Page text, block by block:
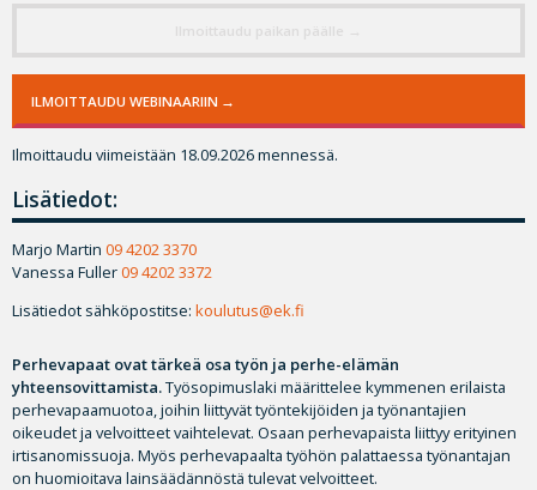
Perhevapaat ovat tärkeä osa työn ja perhe-elämän
yhteensovittamista.Työsopimuslaki määrittelee kymmenen erilaista
perhevapaamuotoa, joihin liittyvät työntekijöiden ja työnantajien
oikeudet ja velvoitteet vaihtelevat. Osaan perhevapaista liittyy erityinen
irtisanomissuoja. Myös perhevapaalta työhön palattaessa työnantajan
on huomioitava lainsäädännöstä tulevat velvoitteet.
ILMOITTAUDU WEBINAARIIN
Ilmoittaudu viimeistään 18.09.2026 mennessä.
Lisätiedot:
Marjo Martin 09 4202 3370
Vanessa Fuller09 4202 3372
Lisätiedot sähköpostitse: koulutus@ek.fi